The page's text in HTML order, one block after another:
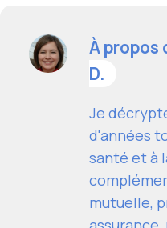
À propos
D.
Je
d'années
santé et à
mutuelle,